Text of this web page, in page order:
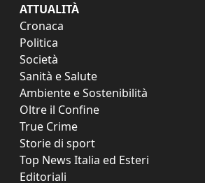
ATTUALITÀ
Cronaca
Politica
Società
Sanità e Salute
Ambiente e Sostenibilità
Oltre il Confine
True Crime
Storie di sport
Top News Italia ed Esteri
Editoriali